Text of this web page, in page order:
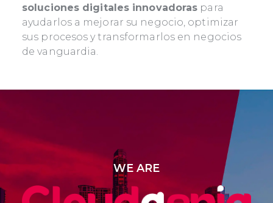
soluciones digitales innovadoras para
ayudarlos a mejorar su negocio, optimizar
sus procesos y transformarlos en negocios
de vanguardia.
WE ARE